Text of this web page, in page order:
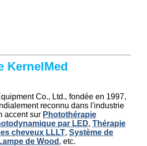
KernelMed
Co., Ltd., fondée en 1997,
reconnu dans l'industrie
accent sur Photothérapie
par LED, Thérapie
cheveux LLLT, Système de
de Wood , etc.